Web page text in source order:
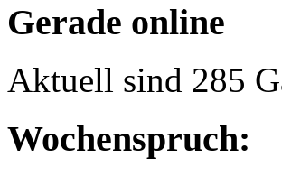
Gerade online
Aktuell sind 285
Wochenspruch: